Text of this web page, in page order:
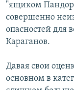
"ящиком
совершенно
опасностей для
Караганов.
Давая свои
основном в